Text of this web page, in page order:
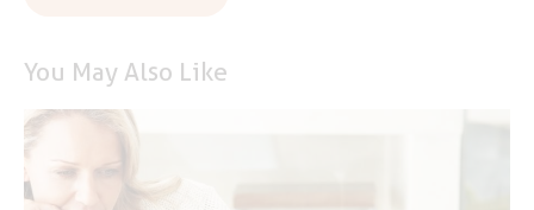
You May Also Like